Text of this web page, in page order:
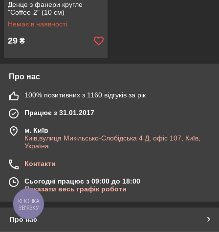
Денце з фанери кругле
"Coffee-2" (10 см)
Немає в наявності
29 ₴
Про нас
100% позитивних з 1160 відгуків за рік
Працює з 31.01.2017
м. Київ
Киів,вулиця Микільсько-Слобідська 4 Д, офіс 107, Київ,
Україна
Контакти
Сьогодні працює з 09:00 до 18:00
Показати весь графік роботи
Про нас
КНОПКА
ЗВ'ЯЗКУ